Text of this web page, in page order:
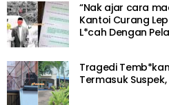
“Nak ajar cara
Kantoi Curang
L*cah Dengan
Tragedi
Termasuk